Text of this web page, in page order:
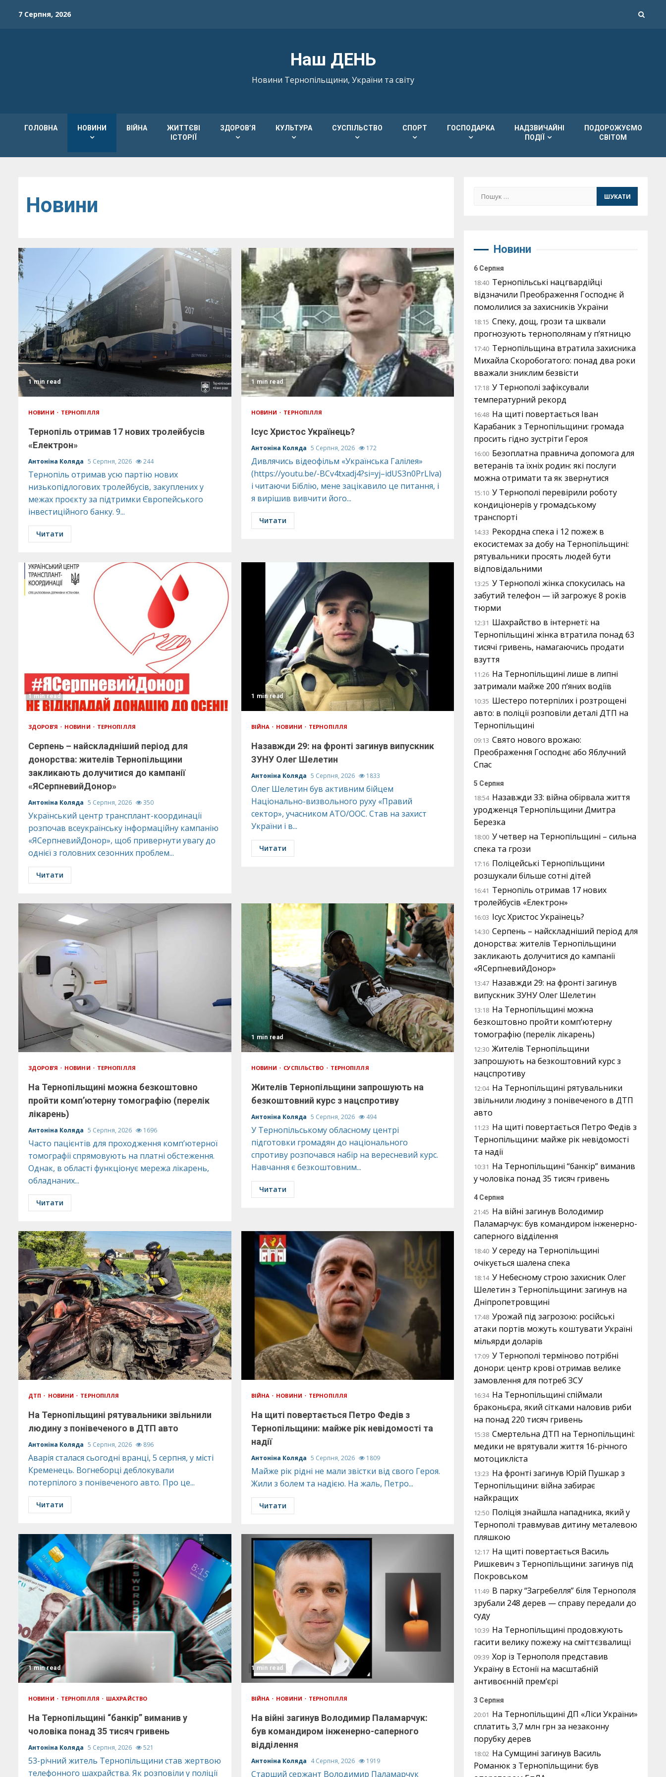
7 Серпня, 2026
Наш ДЕНЬ
Новини Тернопільщини, України та світу
ГОЛОВНА НОВИНИ ВІЙНА
ЖИТТЄВІ
ІСТОРІЇ
ЗДОРОВ’Я КУЛЬТУРА СУСПІЛЬСТВО СПОРТ ГОСПОДАРКА
НАДЗВИЧАЙНІ
ПОДІЇ
ПОДОРОЖУЄМО
СВІТОМ
Новини
1 min read
НОВИНИ ТЕРНОПІЛЛЯ
Тернопіль отримав 17 нових тролейбусів
«Електрон»
Антоніна Коляда 5 Серпня, 2026 244
Тернопіль отримав усю партію нових
низькопідлогових тролейбусів, закуплених у
межах проєкту за підтримки Європейського
інвестиційного банку. 9...
Читати
1 min read
НОВИНИ ТЕРНОПІЛЛЯ
Ісус Христос Українець?
Антоніна Коляда 5 Серпня, 2026 172
Дивлячись відеофільм «Українська Галілея»
(https://youtu.be/-BCv4txadj4?si=yj–idUS3n0PrLlva)
і читаючи Біблію, мене зацікавило це питання, і
я вирішив вивчити його...
Читати
1 min read
ЗДОРОВ’Я НОВИНИ ТЕРНОПІЛЛЯ
Серпень – найскладніший період для
донорства: жителів Тернопільщини
закликають долучитися до кампанії
«ЯСерпневийДонор»
Антоніна Коляда 5 Серпня, 2026 350
Український центр трансплант-координації
розпочав всеукраїнську інформаційну кампанію
«ЯСерпневийДонор», щоб привернути увагу до
однієї з головних сезонних проблем...
Читати
1 min read
ВІЙНА НОВИНИ ТЕРНОПІЛЛЯ
Назавжди 29: на фронті загинув випускник
ЗУНУ Олег Шелетин
Антоніна Коляда 5 Серпня, 2026 1833
Олег Шелетин був активним бійцем
Національно-визвольного руху «Правий
сектор», учасником АТО/ООС. Став на захист
України і в...
Читати
ЗДОРОВ’Я НОВИНИ ТЕРНОПІЛЛЯ
На Тернопільщині можна безкоштовно
пройти комп’ютерну томографію (перелік
лікарень)
Антоніна Коляда 5 Серпня, 2026 1696
Часто пацієнтів для проходження комп’ютерної
томографії спрямовують на платні обстеження.
Однак, в області функціонує мережа лікарень,
обладнаних...
Читати
1 min read
НОВИНИ СУСПІЛЬСТВО ТЕРНОПІЛЛЯ
Жителів Тернопільщини запрошують на
безкоштовний курс з нацспротиву
Антоніна Коляда 5 Серпня, 2026 494
У Тернопільському обласному центрі
підготовки громадян до національного
спротиву розпочався набір на вересневий курс.
Навчання є безкоштовним...
Читати
ДТП НОВИНИ ТЕРНОПІЛЛЯ
На Тернопільщині рятувальники звільнили
людину з понівеченого в ДТП авто
Антоніна Коляда 5 Серпня, 2026 896
Аварія сталася сьогодні вранці, 5 серпня, у місті
Кременець. Вогнеборці деблокували
потерпілого з понівеченого авто. Про це...
Читати
ВІЙНА НОВИНИ ТЕРНОПІЛЛЯ
На щиті повертається Петро Федів з
Тернопільщини: майже рік невідомості та
надії
Антоніна Коляда 5 Серпня, 2026 1809
Майже рік рідні не мали звістки від свого Героя.
Жили з болем та надією. На жаль, Петро...
Читати
1 min read
НОВИНИ ТЕРНОПІЛЛЯ ШАХРАЙСТВО
На Тернопільщині “банкір” виманив у
чоловіка понад 35 тисяч гривень
Антоніна Коляда 5 Серпня, 2026 521
53-річний житель Тернопільщини став жертвою
телефонного шахрайства. Як розповіли у поліції
1 min read
ВІЙНА НОВИНИ ТЕРНОПІЛЛЯ
На війні загинув Володимир Паламарчук:
був командиром інженерно-саперного
відділення
Антоніна Коляда 4 Серпня, 2026 1919
Старший сержант Володимир Паламарчук
Пошук:
Новини
6 Серпня
18:40 Тернопільські нацгвардійці
відзначили Преображення Господнє й
помолилися за захисників України
18:15 Спеку, дощ, грози та шквали
прогнозують тернополянам у п’ятницю
17:40 Тернопільщина втратила захисника
Михайла Скоробогатого: понад два роки
вважали зниклим безвісти
17:18 У Тернополі зафіксували
температурний рекорд
16:48 На щиті повертається Іван
Карабаник з Тернопільщини: громада
просить гідно зустріти Героя
16:00 Безоплатна правнича допомога для
ветеранів та їхніх родин: які послуги
можна отримати та як звернутися
15:10 У Тернополі перевірили роботу
кондиціонерів у громадському
транспорті
14:33 Рекордна спека і 12 пожеж в
екосистемах за добу на Тернопільщині:
рятувальники просять людей бути
відповідальними
13:25 У Тернополі жінка спокусилась на
забутий телефон — їй загрожує 8 років
тюрми
12:31 Шахрайство в інтернеті: на
Тернопільщині жінка втратила понад 63
тисячі гривень, намагаючись продати
взуття
11:26 На Тернопільщині лише в липні
затримали майже 200 п’яних водіїв
10:35 Шестеро потерпілих і розтрощені
авто: в поліції розповіли деталі ДТП на
Тернопільщині
09:13 Свято нового врожаю:
Преображення Господнє або Яблучний
Спас
5 Серпня
18:54 Назавжди 33: війна обірвала життя
уродженця Тернопільщини Дмитра
Березка
18:00 У четвер на Тернопільщині – сильна
спека та грози
17:16 Поліцейські Тернопільщини
розшукали більше сотні дітей
16:41 Тернопіль отримав 17 нових
тролейбусів «Електрон»
16:03 Ісус Христос Українець?
14:30 Серпень – найскладніший період для
донорства: жителів Тернопільщини
закликають долучитися до кампанії
«ЯСерпневийДонор»
13:47 Назавжди 29: на фронті загинув
випускник ЗУНУ Олег Шелетин
13:18 На Тернопільщині можна
безкоштовно пройти комп’ютерну
томографію (перелік лікарень)
12:30 Жителів Тернопільщини
запрошують на безкоштовний курс з
нацспротиву
12:04 На Тернопільщині рятувальники
звільнили людину з понівеченого в ДТП
авто
11:23 На щиті повертається Петро Федів з
Тернопільщини: майже рік невідомості
та надії
10:31 На Тернопільщині “банкір” виманив
у чоловіка понад 35 тисяч гривень
4 Серпня
21:45 На війні загинув Володимир
Паламарчук: був командиром інженерно-
саперного відділення
18:40 У середу на Тернопільщині
очікується шалена спека
18:14 У Небесному строю захисник Олег
Шелетин з Тернопільщини: загинув на
Дніпропетровщині
17:48 Урожай під загрозою: російські
атаки портів можуть коштувати Україні
мільярди доларів
17:09 У Тернополі терміново потрібні
донори: центр крові отримав велике
замовлення для потреб ЗСУ
16:34 На Тернопільщині спіймали
браконьєра, який сітками наловив риби
на понад 220 тисяч гривень
15:38 Смертельна ДТП на Тернопільщині:
медики не врятували життя 16-річного
мотоцикліста
13:23 На фронті загинув Юрій Пушкар з
Тернопільщини: війна забирає
найкращих
12:50 Поліція знайшла нападника, який у
Тернополі травмував дитину металевою
пляшкою
12:17 На щиті повертається Василь
Ришкевич з Тернопільщини: загинув під
Покровськом
11:49 В парку “Загребелля” біля Тернополя
зрубали 248 дерев — справу передали до
суду
10:39 На Тернопільщині продовжують
гасити велику пожежу на сміттєзвалищі
09:39 Хор із Тернополя представив
Україну в Естонії на масштабній
антивоєнній прем’єрі
3 Серпня
20:01 На Тернопільщині ДП «Ліси України»
сплатить 3,7 млн грн за незаконну
порубку дерев
18:02 На Сумщині загинув Василь
Романюк з Тернопільщини: був